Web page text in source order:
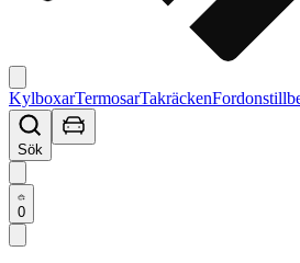
KylboxarTermosarTakräcken
Sök
0